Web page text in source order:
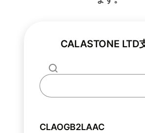
CALASTONE LTD
CLAOGB2LAAC